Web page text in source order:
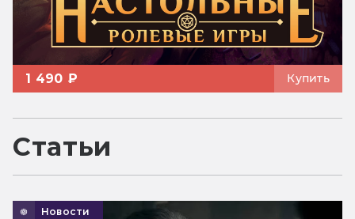
1 490 ₽ Купить
Статьи
Новости